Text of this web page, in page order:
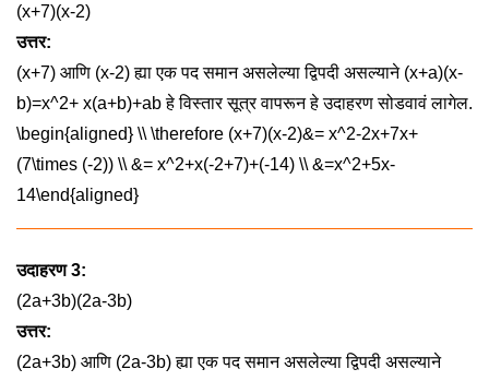
(x+7)(x-2)
उत्तर:
(x+7) आणि (x-2)ह्या एक पद समान असलेल्या द्विपदी असल्याने (x+a)(x-
b)=x^2+ x(a+b)+abहे विस्तार सूत्र वापरून हे उदाहरण सोडवावं लागेल.
\begin{aligned} \\ \therefore (x+7)(x-2)&= x^2-2x+7x+
(7\times (-2)) \\ &= x^2+x(-2+7)+(-14) \\ &=x^2+5x-
14\end{aligned}
उदाहरण 3:
(2a+3b)(2a-3b)
उत्तर:
(2a+3b) आणि (2a-3b)ह्या एक पद समान असलेल्या द्विपदी असल्याने